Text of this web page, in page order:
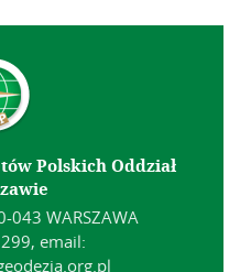
Polskich Oddział
043 WARSZAWA
email: